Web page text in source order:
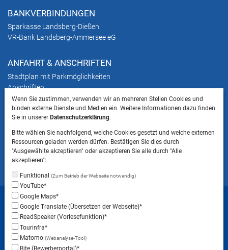
BANKVERBINDUNGEN
Sparkasse Landsberg-Dießen
VR-Bank Landsberg-Ammersee eG
ANFAHRT & ANSCHRIFTEN
Stadtplan mit Parkmöglichkeiten
Anschriften
HINWEIS
ins Landratsamt Landsberg am Lech NICHT
gestattet ist.
Startseite Sitemap
Datenschutzeinstellungen
Erklärung zur Barrierefreiheit
Instagram
Facebook
Wenn Sie zustimmen, verwenden wir an mehreren Stellen Cookies und
binden externe Dienste und Medien ein. Weitere Informationen dazu finden
Sie in unsererDatenschutzerklärung.
Bitte wählen Sie nachfolgend, welche Cookies gesetzt und welche externen
Ressourcen geladen werden dürfen. Bestätigen Sie dies durch
"Ausgewählte akzeptieren" oder akzeptieren Sie alle durch "Alle
akzeptieren":
Funktional(Zum Betrieb der Webseite notwendig)
YouTube*
Google Maps*
Google Translate (Übersetzen der Webseite)*
ReadSpeaker (Vorlesefunktion)*
Tourinfra*
Matomo(Webanalyse-Tool)
Bite (Bewerberportal)*